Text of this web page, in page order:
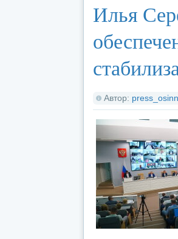
Илья
Автор: